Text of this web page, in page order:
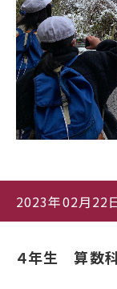
2023年02月22日
４年生 算数